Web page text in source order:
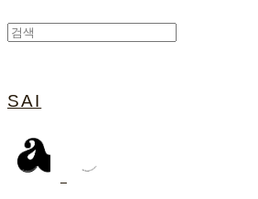
SAI